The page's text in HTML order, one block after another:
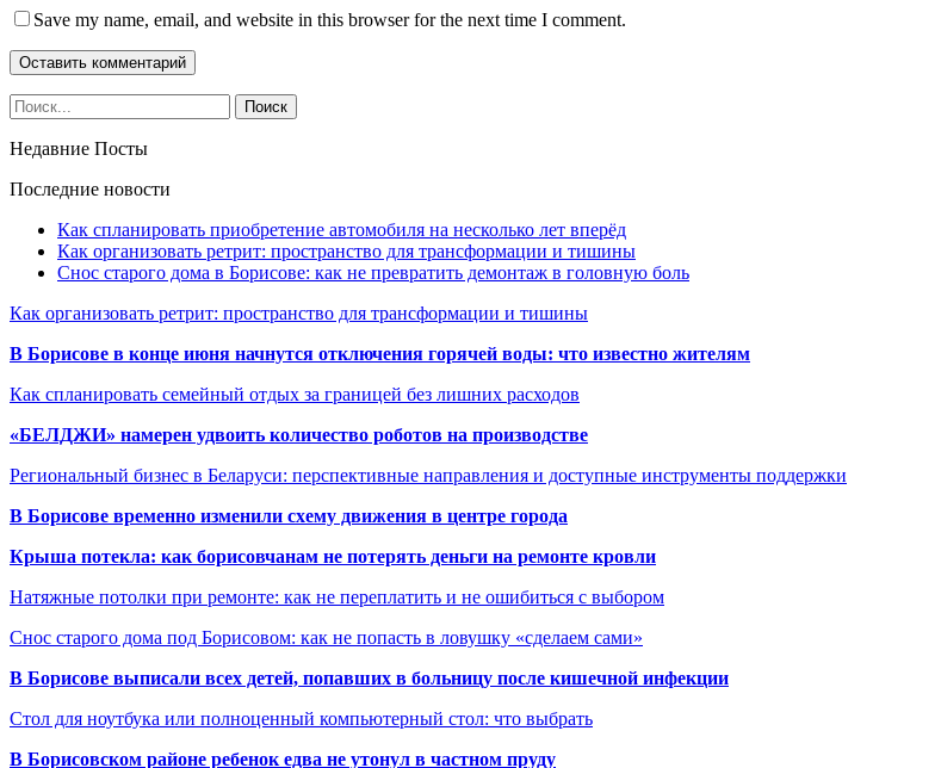
Save my name, email, and website in this browser for the next time I comment.
Недавние Посты
Последние новости
Как спланировать приобретение автомобиля на несколько лет вперёд
Как организовать ретрит: пространство для трансформации и тишины
Снос старого дома в Борисове: как не превратить демонтаж в головную боль
Как организовать ретрит: пространство для трансформации и тишины
В Борисове в конце июня начнутся отключения горячей воды: что известно жителям
Как спланировать семейный отдых за границей без лишних расходов
«БЕЛДЖИ» намерен удвоить количество роботов на производстве
Региональный бизнес в Беларуси: перспективные направления и доступные инструменты поддержки
В Борисове временно изменили схему движения в центре города
Крыша потекла: как борисовчанам не потерять деньги на ремонте кровли
Натяжные потолки при ремонте: как не переплатить и не ошибиться с выбором
Снос старого дома под Борисовом: как не попасть в ловушку «сделаем сами»
В Борисове выписали всех детей, попавших в больницу после кишечной инфекции
Стол для ноутбука или полноценный компьютерный стол: что выбрать
В Борисовском районе ребенок едва не утонул в частном пруду